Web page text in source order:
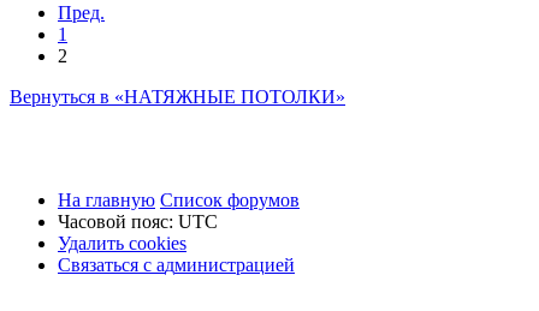
Пред.
1
2
Вернуться в «НАТЯЖНЫЕ ПОТОЛКИ»
На главную Список форумов
Часовой пояс: UTC
Удалить cookies
Связаться
Связаться с администрацией